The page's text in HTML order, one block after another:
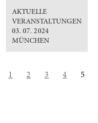
AKTUELLE
VERANSTALTUNGEN
03. 07. 2024
MÜNCHEN
1 2 3 4 5